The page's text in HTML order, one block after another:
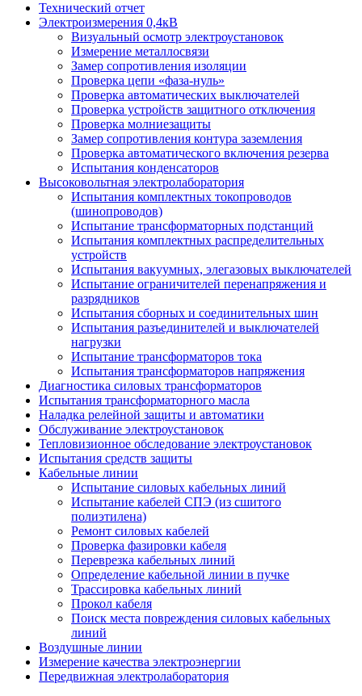
Технический отчет
Электроизмерения 0,4кВ
Визуальный осмотр электроустановок
Измерение металлосвязи
Замер сопротивления изоляции
Проверка цепи «фаза-нуль»
Проверка автоматических выключателей
Проверка устройств защитного отключения
Проверка молниезащиты
Замер сопротивления контура заземления
Проверка автоматического включения резерва
Испытания конденсаторов
Высоковольтная электролаборатория
Испытания комплектных токопроводов
(шинопроводов)
Испытание трансформаторных подстанций
Испытания комплектных распределительных
устройств
Испытания вакуумных, элегазовых выключателей
Испытание ограничителей перенапряжения и
разрядников
Испытания сборных и соединительных шин
Испытания разъединителей и выключателей
нагрузки
Испытание трансформаторов тока
Испытания трансформаторов напряжения
Диагностика силовых трансформаторов
Испытания трансформаторного масла
Наладка релейной защиты и автоматики
Обслуживание электроустановок
Тепловизионное обследование электроустановок
Испытания средств защиты
Кабельные линии
Испытание силовых кабельных линий
Испытание кабелей СПЭ (из сшитого
полиэтилена)
Ремонт силовых кабелей
Проверка фазировки кабеля
Переврезка кабельных линий
Определение кабельной линии в пучке
Трассировка кабельных линий
Прокол кабеля
Поиск места повреждения силовых кабельных
линий
Воздушные линии
Измерение качества электроэнергии
Передвижная электролаборатория